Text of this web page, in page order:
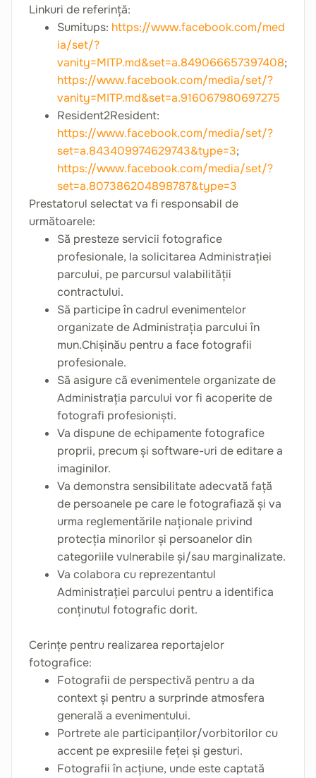
Linkuri de referință:
Sumitups: https://www.facebook.com/med
ia/set/?
vanity=MITP.md&set=a.849066657397408;
https://www.facebook.com/media/set/?
vanity=MITP.md&set=a.916067980697275
Resident2Resident:
https://www.facebook.com/media/set/?
set=a.843409974629743&type=3;
https://www.facebook.com/media/set/?
set=a.807386204898787&type=3
Prestatorul selectat va fi responsabil de
următoarele:
Să presteze servicii fotografice
profesionale, la solicitarea Administrației
parcului, pe parcursul valabilității
contractului.
Să participe în cadrul evenimentelor
organizate de Administrația parcului în
mun.Chișinău pentru a face fotografii
profesionale.
Să asigure că evenimentele organizate de
Administrația parcului vor fi acoperite de
fotografi profesioniști.
Va dispune de echipamente fotografice
proprii, precum și software-uri de editare a
imaginilor.
Va demonstra sensibilitate adecvată față
de persoanele pe care le fotografiază și va
urma reglementările naționale privind
protecția minorilor și persoanelor din
categoriile vulnerabile și/sau marginalizate.
Va colabora cu reprezentantul
Administrației parcului pentru a identifica
conținutul fotografic dorit.
Cerințe pentru realizarea reportajelor
fotografice:
Fotografii de perspectivă pentru a da
context și pentru a surprinde atmosfera
generală a evenimentului.
Portrete ale participanților/vorbitorilor cu
accent pe expresiile feței și gesturi.
Fotografii în acțiune, unde este captată